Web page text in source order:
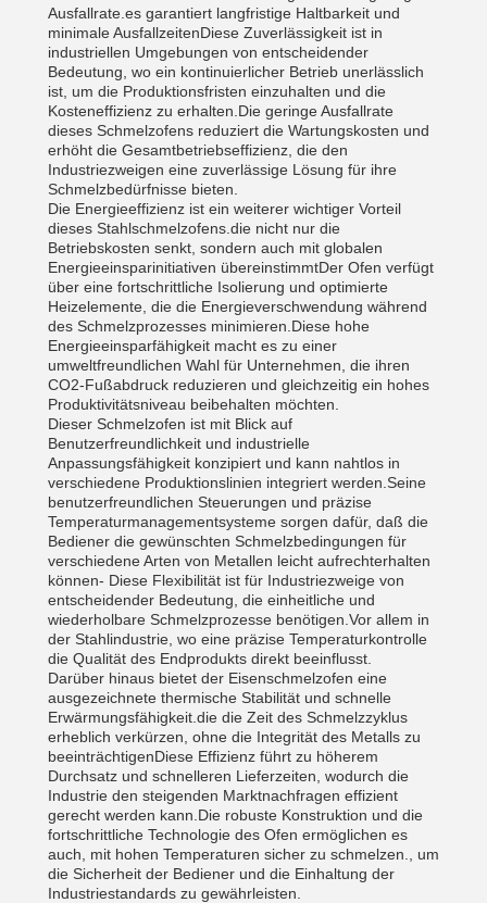
Ausfallrate.es garantiert langfristige Haltbarkeit und
minimale AusfallzeitenDiese Zuverlässigkeit ist in
industriellen Umgebungen von entscheidender
Bedeutung, wo ein kontinuierlicher Betrieb unerlässlich
ist, um die Produktionsfristen einzuhalten und die
Kosteneffizienz zu erhalten.Die geringe Ausfallrate
dieses Schmelzofens reduziert die Wartungskosten und
erhöht die Gesamtbetriebseffizienz, die den
Industriezweigen eine zuverlässige Lösung für ihre
Schmelzbedürfnisse bieten.
Die Energieeffizienz ist ein weiterer wichtiger Vorteil
dieses Stahlschmelzofens.die nicht nur die
Betriebskosten senkt, sondern auch mit globalen
Energieeinsparinitiativen übereinstimmtDer Ofen verfügt
über eine fortschrittliche Isolierung und optimierte
Heizelemente, die die Energieverschwendung während
des Schmelzprozesses minimieren.Diese hohe
Energieeinsparfähigkeit macht es zu einer
umweltfreundlichen Wahl für Unternehmen, die ihren
CO2-Fußabdruck reduzieren und gleichzeitig ein hohes
Produktivitätsniveau beibehalten möchten.
Dieser Schmelzofen ist mit Blick auf
Benutzerfreundlichkeit und industrielle
Anpassungsfähigkeit konzipiert und kann nahtlos in
verschiedene Produktionslinien integriert werden.Seine
benutzerfreundlichen Steuerungen und präzise
Temperaturmanagementsysteme sorgen dafür, daß die
Bediener die gewünschten Schmelzbedingungen für
verschiedene Arten von Metallen leicht aufrechterhalten
können- Diese Flexibilität ist für Industriezweige von
entscheidender Bedeutung, die einheitliche und
wiederholbare Schmelzprozesse benötigen.Vor allem in
der Stahlindustrie, wo eine präzise Temperaturkontrolle
die Qualität des Endprodukts direkt beeinflusst.
Darüber hinaus bietet der Eisenschmelzofen eine
ausgezeichnete thermische Stabilität und schnelle
Erwärmungsfähigkeit.die die Zeit des Schmelzzyklus
erheblich verkürzen, ohne die Integrität des Metalls zu
beeinträchtigenDiese Effizienz führt zu höherem
Durchsatz und schnelleren Lieferzeiten, wodurch die
Industrie den steigenden Marktnachfragen effizient
gerecht werden kann.Die robuste Konstruktion und die
fortschrittliche Technologie des Ofen ermöglichen es
auch, mit hohen Temperaturen sicher zu schmelzen., um
die Sicherheit der Bediener und die Einhaltung der
Industriestandards zu gewährleisten.